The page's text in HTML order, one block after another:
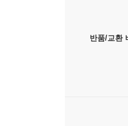
반품/교환